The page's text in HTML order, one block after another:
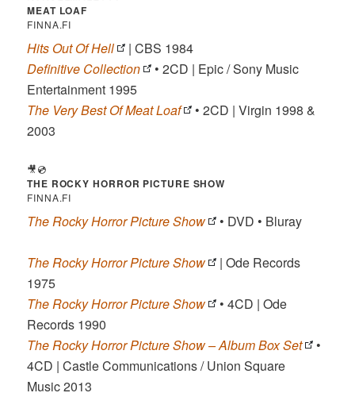
MEAT LOAF
FINNA.FI
Hits Out Of Hell
| CBS 1984
Definitive Collection
• 2CD | Epic / Sony Music
Entertainment 1995
The Very Best Of Meat Loaf
• 2CD | Virgin 1998 &
2003
🎥💿
THE ROCKY HORROR PICTURE SHOW
FINNA.FI
The Rocky Horror Picture Show • DVD • Bluray
The Rocky Horror Picture Show
| Ode Records
1975
The Rocky Horror Picture Show
• 4CD | Ode
Records 1990
The Rocky Horror Picture Show – Album Box Set
•
4CD | Castle Communications / Union Square
Music 2013